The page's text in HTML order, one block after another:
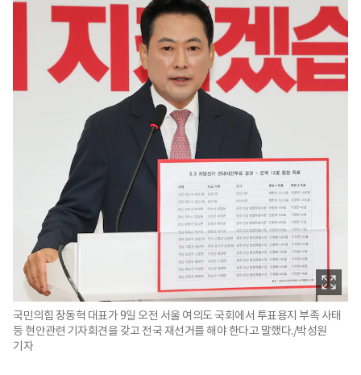
국민의힘 장동혁 대표가 9일 오전 서울 여의도 국회에서 투표용지 부족 사태
등 현안관련 기자회견을 갖고 전국 재선거를 해야 한다고 말했다./박성원
기자